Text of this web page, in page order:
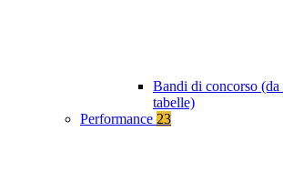
Bandi di concorso
tabelle)
Performance 23